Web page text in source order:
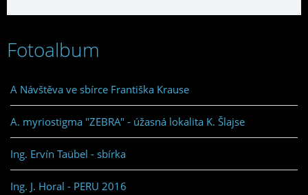
Fotoalbum
A Návštěva ve sbírce Františka Krause
A. myriostigma "ZEBRA" - úžasná lokalita K. Šlajse
Ing. Ervín Taübel - sbírka
Ing. J. Horal - PERU 2016